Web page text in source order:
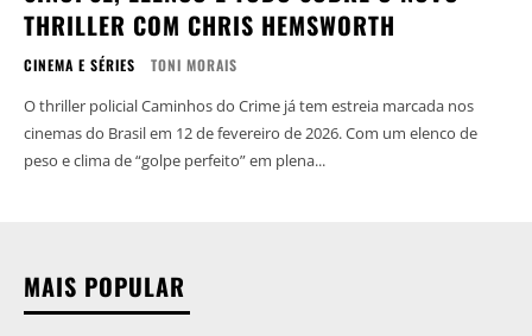
THRILLER COM CHRIS HEMSWORTH
CINEMA E SÉRIES TONI MORAIS
O thriller policial Caminhos do Crime já tem estreia marcada nos
cinemas do Brasil em 12 de fevereiro de 2026. Com um elenco de
peso e clima de “golpe perfeito” em plena...
MAIS POPULAR